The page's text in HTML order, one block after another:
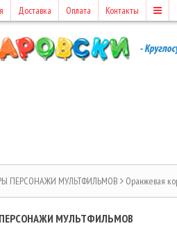
Доставка Оплата Контакты
ПЕРСОНАЖИ МУЛЬТФИЛЬМОВ Оранжевая
МУЛЬТФИЛЬМОВ